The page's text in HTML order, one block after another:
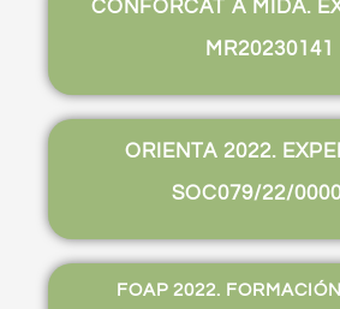
CONFORCAT A MIDA.
MR20230141
ORIENTA 2022.
SOC079/22/
FOAP 2022.